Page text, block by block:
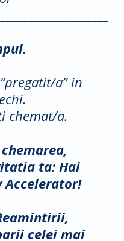
a” in
chemat/a.
ta: Hai
Accelerator!
celei mai